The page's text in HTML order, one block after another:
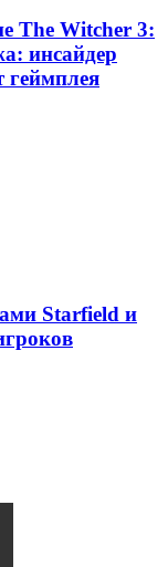
The Witcher 3:
инсайдер
геймплея
Starfield и